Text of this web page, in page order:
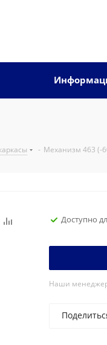
- Механизм 463 (-
Доступно
Наши